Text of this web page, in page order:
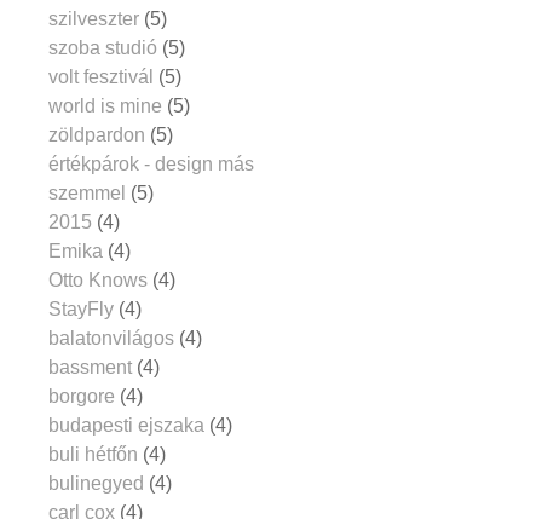
szilveszter (5)
szoba studió (5)
volt fesztivál (5)
world is mine (5)
zöldpardon (5)
értékpárok - design más
szemmel (5)
2015 (4)
Emika (4)
Otto Knows (4)
StayFly (4)
balatonvilágos (4)
bassment (4)
borgore (4)
budapesti ejszaka (4)
buli hétfőn (4)
bulinegyed (4)
carl cox (4)